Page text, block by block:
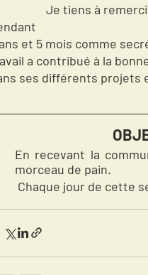
Je tiens à
et 5 mois comme
a contribué à la
ses différents projets
morceau de pain.
Chaque jour de cette